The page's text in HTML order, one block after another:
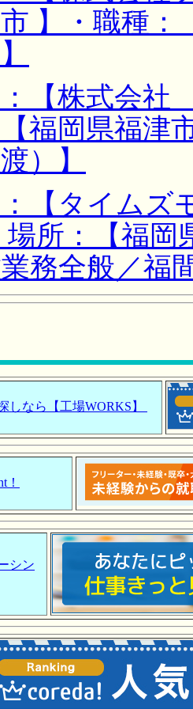
】・職種
：【株式会
福岡県福津
）】
【タイムズ
場所：【福岡
務全般／福
しなら【工場WORKS】
！
シン